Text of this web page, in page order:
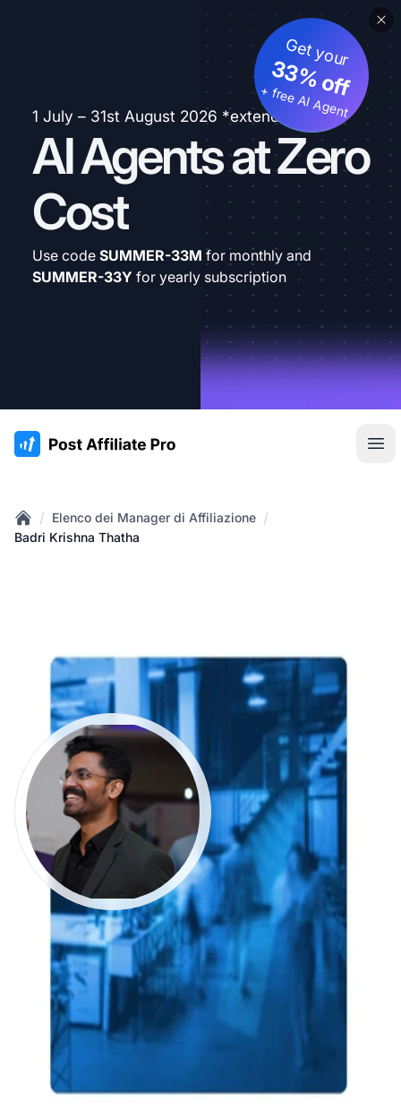
1 July – 31st August 2026 *extended
AI Agents at Zero
Cost
Get your
33% off
+ free AI Agent
Use code SUMMER-33M for monthly and
SUMMER-33Y for yearly subscription
:site.title
Home
/ Elenco dei Manager di Affiliazione /
Badri Krishna Thatha